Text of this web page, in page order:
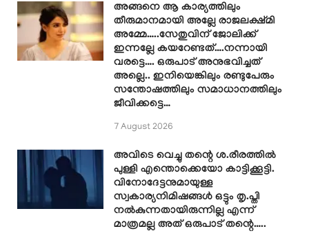
അങ്ങനെ ആ കാര്യത്തിലും
തീരുമാനമായി അല്ലേ രാജലക്ഷ്മി
അമ്മേ…..സേതുവിന് ജോലിക്ക്
ഇന്നല്ലേ കയറേണ്ടത്….നന്നായി
വരട്ടെ…. ഒരുപാട് അനുഭവിച്ചത്
അല്ലെ.. ഇനിയെങ്കിലും രണ്ടുപേരും
സന്തോഷത്തിലും സമാധാനത്തിലും
ജീവിക്കട്ടെ…
7 August 2026
അവിടെ വെച്ചു തന്റെ ശ.രീരത്തിൽ
പുള്ളി എന്തൊക്കെയോ കാട്ടിക്കൂട്ടി.
വിനോദേട്ടനുമായുള്ള
സ്വകാര്യനിമിഷങ്ങൾ ഒട്ടും തൃ.പ്തി
നൽകുന്നതായിരുന്നില്ല എന്ന്
മാത്രമല്ല അത് ഒരുപാട് തന്റെ…..